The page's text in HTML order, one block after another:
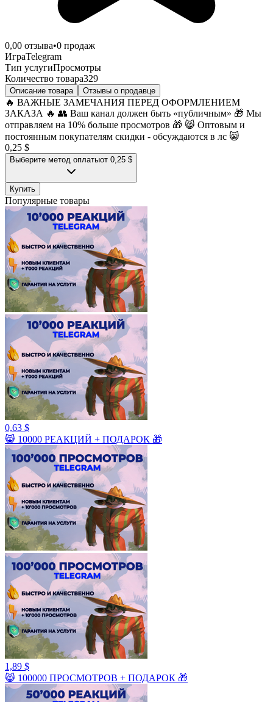
0,00 отзыва•0 продаж
ИграTelegram
Тип услугиПросмотры
Количество товара329
Описание товара Отзывы о продавце
🔥 ВАЖНЫЕ ЗАМЕЧАНИЯ ПЕРЕД ОФОРМЛЕНИЕМ
ЗАКАЗА 🔥 👥 Ваш канал должен быть «публичным» 🎁 Мы
отправляем на 10% больше просмотров 🎁 😸 Оптовым и
постоянным покупателям скидки - обсуждаются в лс 😸
0,25 $
Выберите метод оплатыот 0,25 $
Купить
Популярные товары
0,63 $
😸 10000 РЕАКЦИЙ + ПОДАРОК 🎁
1,89 $
😸 100000 ПРОСМОТРОВ + ПОДАРОК 🎁